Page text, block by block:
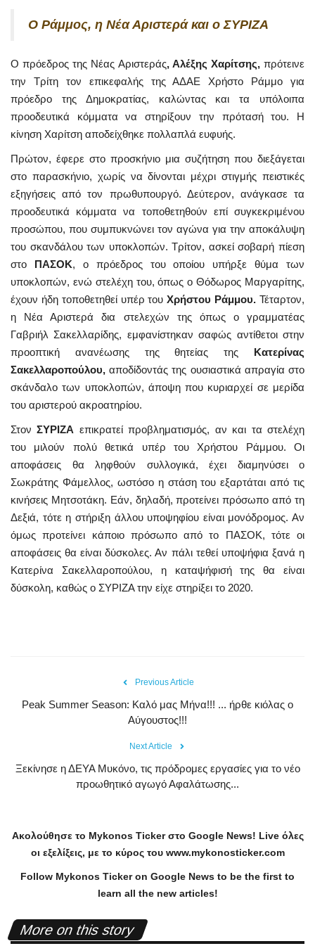
Ο Ράμμος, η Νέα Αριστερά και ο ΣΥΡΙΖΑ
Ο πρόεδρος της Νέας Αριστεράς, Αλέξης Χαρίτσης,πρότεινε
την Τρίτη τον επικεφαλής της ΑΔΑΕ Χρήστο Ράμμο για
πρόεδρο της Δημοκρατίας, καλώντας και τα υπόλοιπα
προοδευτικά κόμματα να στηρίξουν την πρότασή του. Η
κίνηση Χαρίτση αποδείχθηκε πολλαπλά ευφυής.
Πρώτον, έφερε στο προσκήνιο μια συζήτηση που διεξάγεται
στο παρασκήνιο, χωρίς να δίνονται μέχρι στιγμής πειστικές
εξηγήσεις από τον πρωθυπουργό. Δεύτερον, ανάγκασε τα
προοδευτικά κόμματα να τοποθετηθούν επί συγκεκριμένου
προσώπου, που συμπυκνώνει τον αγώνα για την αποκάλυψη
του σκανδάλου των υποκλοπών. Τρίτον, ασκεί σοβαρή πίεση
στο ΠΑΣΟΚ, ο πρόεδρος του οποίου υπήρξε θύμα των
υποκλοπών, ενώ στελέχη του, όπως ο Θόδωρος Μαργαρίτης,
έχουν ήδη τοποθετηθεί υπέρ τουΧρήστου Ράμμου. Τέταρτον,
η Νέα Αριστερά δια στελεχών της όπως ο γραμματέας
Γαβριήλ Σακελλαρίδης, εμφανίστηκαν σαφώς αντίθετοι στην
προοπτική ανανέωσης της θητείας της Κατερίνας
Σακελλαροπούλου, αποδίδοντάς της ουσιαστικά απραγία στο
σκάνδαλο των υποκλοπών, άποψη που κυριαρχεί σε μερίδα
του αριστερού ακροατηρίου.
ΣτονΣΥΡΙΖΑ επικρατεί προβληματισμός, αν και τα στελέχη
του μιλούν πολύ θετικά υπέρ του Χρήστου Ράμμου. Οι
αποφάσεις θα ληφθούν συλλογικά, έχει διαμηνύσει ο
Σωκράτης Φάμελλος, ωστόσο η στάση του εξαρτάται από τις
κινήσεις Μητσοτάκη. Εάν, δηλαδή, προτείνει πρόσωπο από τη
Δεξιά, τότε η στήριξη άλλου υποψηφίου είναι μονόδρομος. Αν
όμως προτείνει κάποιο πρόσωπο από το ΠΑΣΟΚ, τότε οι
αποφάσεις θα είναι δύσκολες. Αν πάλι τεθεί υποψήφια ξανά η
Κατερίνα Σακελλαροπούλου, η καταψήφισή της θα είναι
δύσκολη, καθώς ο ΣΥΡΙΖΑ την είχε στηρίξει το 2020.
Previous Article
Peak Summer Season: Kαλό μας Μήνα!!! ... ήρθε κιόλας ο
Αύγουστος!!!
Next Article
Ξεκίνησε η ΔΕΥΑ Μυκόνο, τις πρόδρομες εργασίες για το νέο
προωθητικό αγωγό Αφαλάτωσης...
Ακολούθησε το Mykonos Tickerστο Google News! Liveόλες
οι εξελίξεις, με το κύρος του www.mykonosticker.com
Follow Mykonos Ticker on Google News to be the first to
learn all the new articles!
More on this story